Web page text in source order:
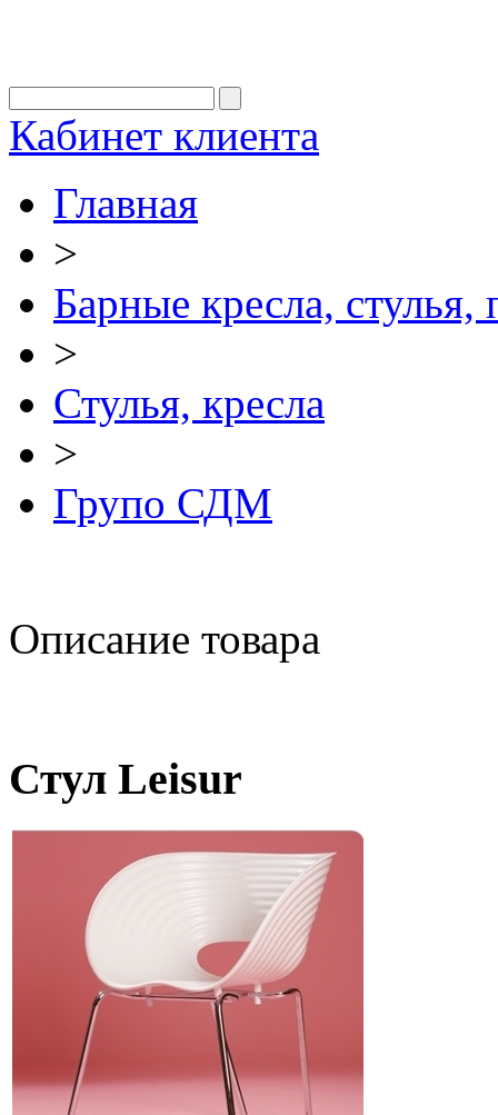
Кабинет клиента
Главная
>
Барные кресла,
>
Стулья, кресла
>
Групо СДМ
Описание товара
Стул Leisur